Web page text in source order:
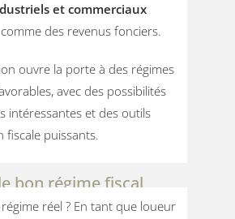
et commerciaux
des revenus fonciers.
ouvre la porte à des régimes
avec des possibilités
intéressantes et des outils
fiscale puissants.
bon régime fiscal
réel ? En tant que loueur